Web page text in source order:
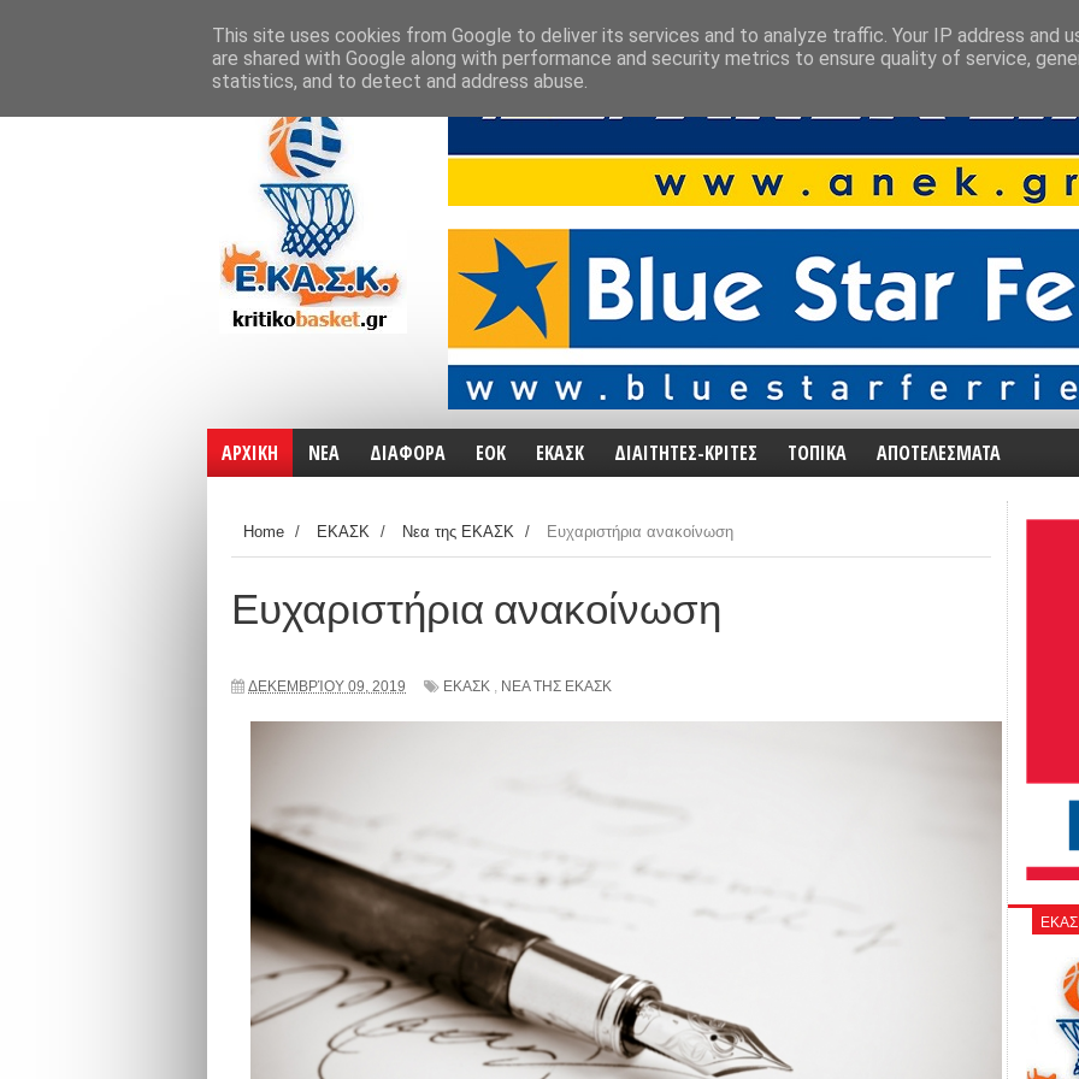
ΑΡΧΙΚΗ ΝΕΑ ΔΙΑΦΟΡΑ ΕΟΚ ΕΚΑΣΚ ΔΙΑΙΤΗΤΕΣ-ΚΡΙΤΕΣ ΤΟΠΙΚΑ ΑΠΟΤΕΛΕΣΜΑΤΑ
Home / ΕΚΑΣΚ / Νεα της ΕΚΑΣΚ / Ευχαριστήρια ανακοίνωση
Ευχαριστήρια ανακοίνωση
ΔΕΚΕΜΒΡΊΟΥ 09, 2019 ΕΚΑΣΚ , ΝΕΑ ΤΗΣ ΕΚΑΣΚ
This site uses cookies from Google to deliver its services and to analyze traffic. Your IP address and
are shared with Google along with performance and security metrics to ensure quality of service,
statistics, and to detect and address abuse.